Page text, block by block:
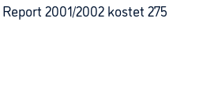
2001/2002 kostet 275